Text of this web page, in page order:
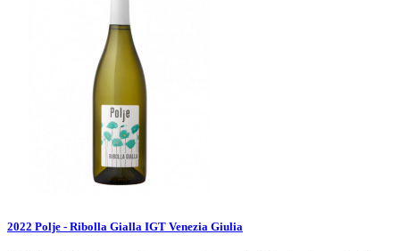
2022 Polje - Ribolla Gialla IGT Venezia Giulia